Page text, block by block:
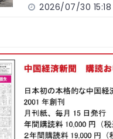
2026/07/30 15:18